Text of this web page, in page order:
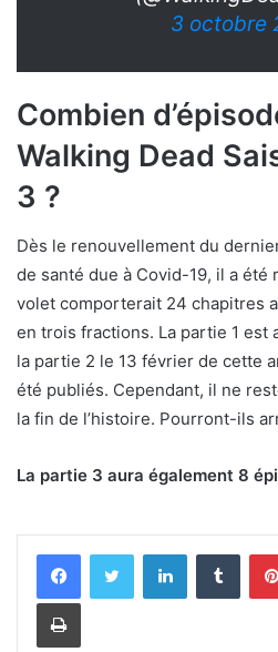
3 octobre
Combien
Walking Dead
3 ?
Dès le renouvellement du
de santé due à Covid-19, il a
volet comporterait 24 chapitres
en trois fractions. La partie 1 est
la partie 2 le 13 février de cette
été publiés. Cependant, il ne
la fin de l’histoire. Pourront-ils
La partie 3 aura également 8
Linkedin
Imprimer